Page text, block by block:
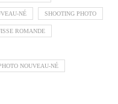
NÉ SHOOTING PHOTO
ROMANDE
NOUVEAU-NÉ